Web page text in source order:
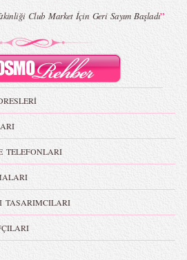
Club Market İçin Geri Sayım Başladı”
TELEFONLARI
TASARIMCILARI